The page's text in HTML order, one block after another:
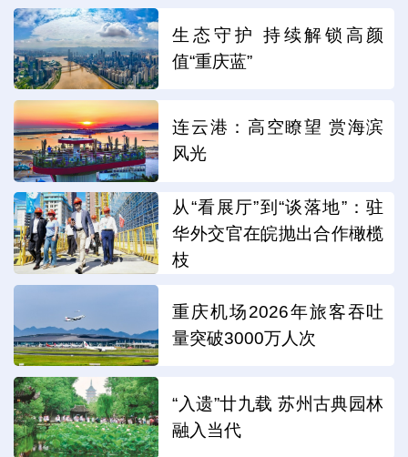
生态守护 持续解锁高颜
值“重庆蓝”
连云港：高空瞭望 赏海滨
风光
从“看展厅”到“谈落地”：驻
华外交官在皖抛出合作橄榄
枝
重庆机场2026年旅客吞吐
量突破3000万人次
“入遗”廿九载 苏州古典园林
融入当代